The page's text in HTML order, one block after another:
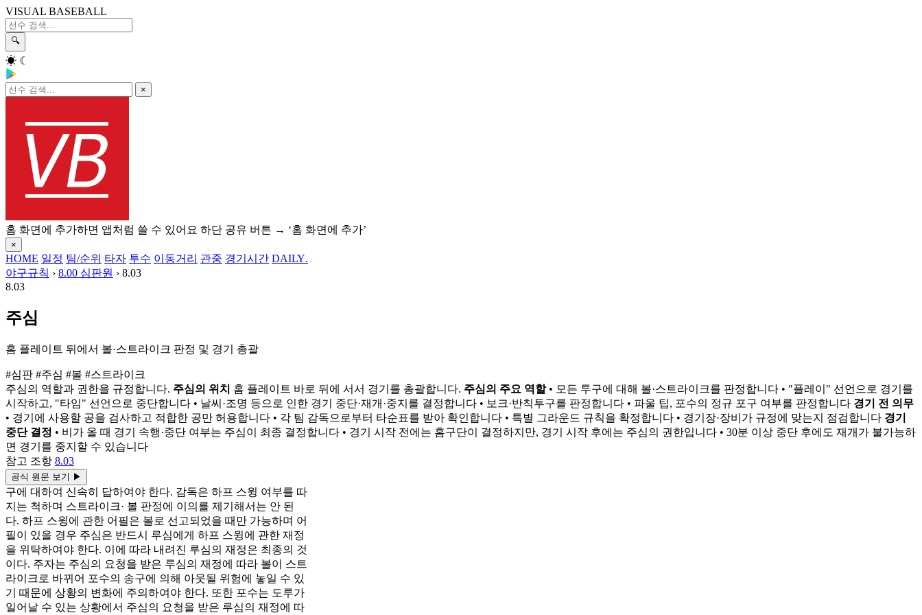
VISUAL BASEBALL
🔍
☀ ☾
×
홈 화면에 추가하면 앱처럼 쓸 수 있어요 하단 공유 버튼 → ‘홈 화면에 추가’
×
HOME 일정 팀/순위 타자 투수 이동거리 관중 경기시간 DAILY.
야구규칙 › 8.00 심판원 › 8.03
8.03
주심
홈 플레이트 뒤에서 볼·스트라이크 판정 및 경기 총괄
#심판 #주심 #볼 #스트라이크
주심의 역할과 권한을 규정합니다. 주심의 위치 홈 플레이트 바로 뒤에 서서 경기를 총괄합니다. 주심의 주요 역할• 모든 투구에 대해 볼·스트라이크를 판정합니다 • "플레이" 선언으로 경기를
시작하고, "타임" 선언으로 중단합니다 • 날씨·조명 등으로 인한 경기 중단·재개·중지를 결정합니다 • 보크·반칙투구를 판정합니다 • 파울 팁, 포수의 정규 포구 여부를 판정합니다 경기 전 의무
• 경기에 사용할 공을 검사하고 적합한 공만 허용합니다 • 각 팀 감독으로부터 타순표를 받아 확인합니다 • 특별 그라운드 규칙을 확정합니다 • 경기장·장비가 규정에 맞는지 점검합니다 경기
중단 결정 • 비가 올 때 경기 속행·중단 여부는 주심이 최종 결정합니다 • 경기 시작 전에는 홈구단이 결정하지만, 경기 시작 후에는 주심의 권한입니다 • 30분 이상 중단 후에도 재개가 불가능하
면 경기를 중지할 수 있습니다
참고 조항 8.03
공식 원문 보기 ▶
구에 대하여 신속히 답하여야 한다. 감독은 하프 스윙 여부를 따
지는 척하며 스트라이크· 볼 판정에 이의를 제기해서는 안 된
다. 하프 스윙에 관한 어필은 볼로 선고되었을 때만 가능하며 어
필이 있을 경우 주심은 반드시 루심에게 하프 스윙에 관한 재정
을 위탁하여야 한다. 이에 따라 내려진 루심의 재정은 최종의 것
이다. 주자는 주심의 요청을 받은 루심의 재정에 따라 볼이 스트
라이크로 바뀌어 포수의 송구에 의해 아웃될 위험에 놓일 수 있
기 때문에 상황의 변화에 주의하여야 한다. 또한 포수는 도루가
일어날 수 있는 상황에서 주심의 요청을 받은 루심의 재정에 따